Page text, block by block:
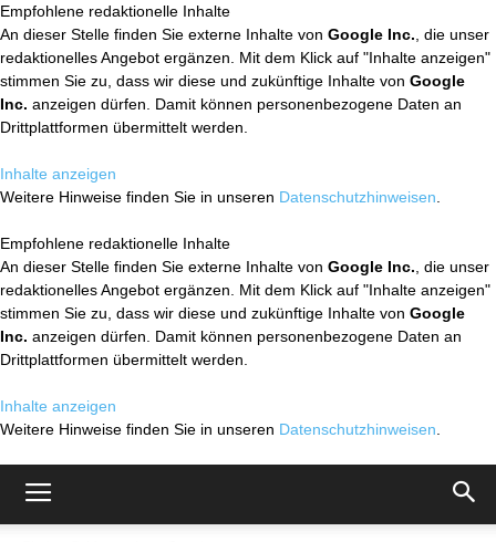
Empfohlene redaktionelle Inhalte
An dieser Stelle finden Sie externe Inhalte von Google Inc. , die unser
redaktionelles Angebot ergänzen. Mit dem Klick auf "Inhalte anzeigen"
stimmen Sie zu, dass wir diese und zukünftige Inhalte von Google
Inc. anzeigen dürfen. Damit können personenbezogene Daten an
Drittplattformen übermittelt werden.
Inhalte anzeigen
Weitere Hinweise finden Sie in unseren Datenschutzhinweisen
Empfohlene redaktionelle Inhalte
An dieser Stelle finden Sie externe Inhalte von Google Inc. , die unser
redaktionelles Angebot ergänzen. Mit dem Klick auf "Inhalte anzeigen"
stimmen Sie zu, dass wir diese und zukünftige Inhalte von Google
Inc. anzeigen dürfen. Damit können personenbezogene Daten an
Drittplattformen übermittelt werden.
Inhalte anzeigen
Weitere Hinweise finden Sie in unseren Datenschutzhinweisen